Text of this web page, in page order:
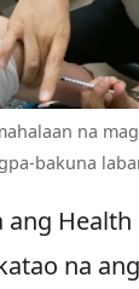
na
bakuna
ang
na